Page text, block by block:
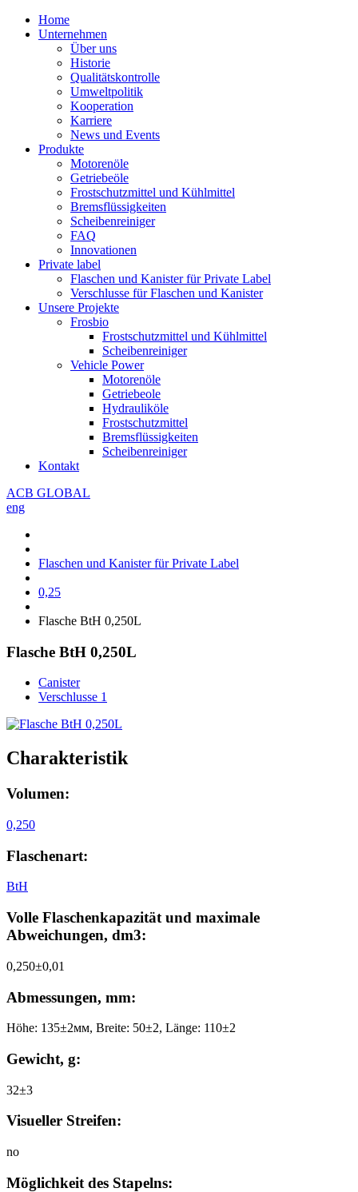
Home
Unternehmen
Über uns
Historie
Qualitätskontrolle
Umweltpolitik
Kooperation
Karriere
News und Events
Produkte
Motorenöle
Getriebeöle
Frostschutzmittel und Kühlmittel
Bremsflüssigkeiten
Scheibenreiniger
FAQ
Innovationen
Private label
Flaschen und Kanister für Private Label
Verschlusse für Flaschen und Kanister
Unsere Projekte
Frosbio
Frostschutzmittel und Kühlmittel
Scheibenreiniger
Vehicle Power
Motorenöle
Getriebeole
Hydrauliköle
Frostschutzmittel
Bremsflüssigkeiten
Scheibenreiniger
Kontakt
ACB GLOBAL
eng
Flaschen und Kanister für Private Label
0,25
Flasche BtH 0,250L
Flasche BtH 0,250L
Canister
Verschlusse 1
Charakteristik
Volumen:
0,250
Flaschenart:
BtH
Volle Flaschenkapazität und maximale
Abweichungen, dm3:
0,250±0,01
Abmessungen, mm:
Höhe: 135±2мм, Breite: 50±2, Länge: 110±2
Gewicht, g:
32±3
Visueller Streifen:
no
Möglichkeit des Stapelns: